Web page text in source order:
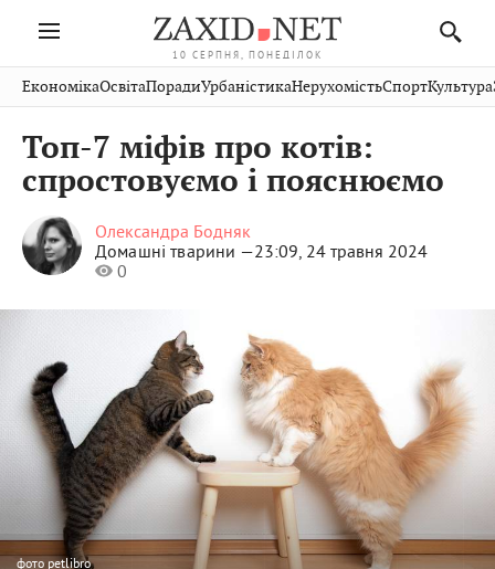
10 СЕРПНЯ, ПОНЕДІЛОК
Івано-
Франківськ
Тернопіль
Волинь
Рівне
Чернівці
Стрий
Хмельницький
Вінниця
Публікації
Авто СловкоКультура
Кіно Дім Спорт
ФотоОсвітаНерухомість
Домашні
ЕкономікаОсвітаПорадиУрбаністикаНерухомістьСпортКультура
Топ-7 міфів про котів:
спростовуємо і пояснюємо
Олександра Бодняк
Домашні тварини —23:09, 24 травня 2024
0
фото petlibro